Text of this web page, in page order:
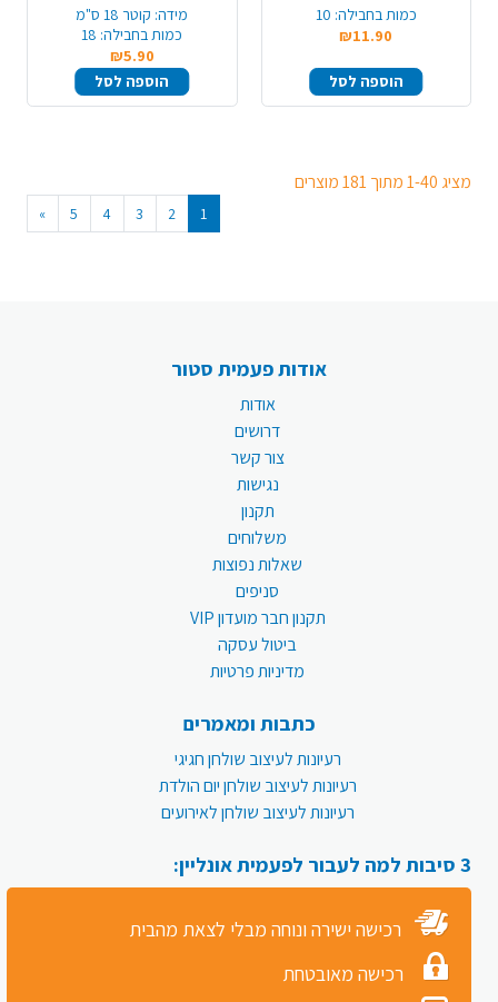
כמות בחבילה: 10
₪11.90
הוספה לסל
מידה: קוטר 18 ס"מ
כמות בחבילה: 18
₪5.90
הוספה לסל
מציג 1-40 מתוך 181 מוצרים
1
2
3
4
5
»
אודות פעמית סטור
אודות
דרושים
צור קשר
נגישות
תקנון
משלוחים
שאלות נפוצות
סניפים
תקנון חבר מועדון VIP
ביטול עסקה
מדיניות פרטיות
כתבות ומאמרים
רעיונות לעיצוב שולחן חגיגי
רעיונות לעיצוב שולחן יום הולדת
רעיונות לעיצוב שולחן לאירועים
3 סיבות למה לעבור לפעמית אונליין:
רכישה ישירה ונוחה מבלי לצאת מהבית
רכישה מאובטחת